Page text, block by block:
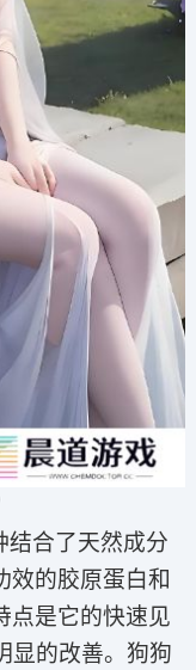
结合了天然成分
效的胶原蛋白和
点是它的快速见
显的改善。狗狗